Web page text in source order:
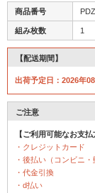
商品番号
組み枚数 1
【配送期間】
出荷予定日：2026年
ご注意
【ご利用可能なお支払
・クレジットカード
・後払い（コンビニ
・代金引換
・d払い